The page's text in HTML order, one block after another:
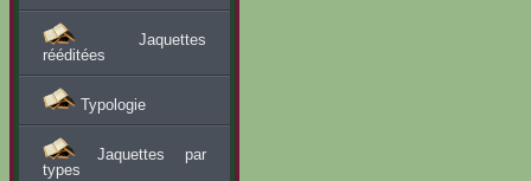
Jaquettes
rééditées
Typologie
Jaquettes par
types